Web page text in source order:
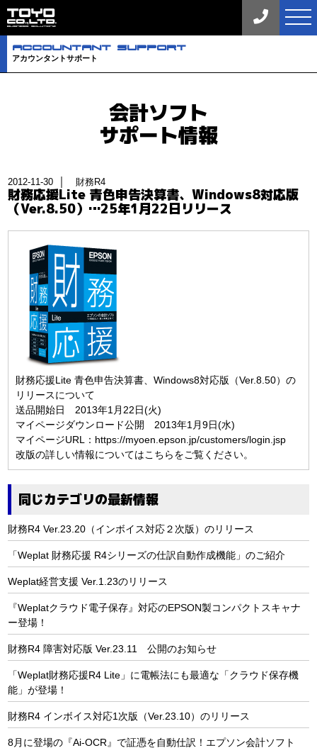
aCCOuNTaNT SuPPORT
アカウンタントサポート
会計ソフト
サポート情報
2012-11-30 財務R4
財務応援Lite 青色申告決算書、Windows8対応版
（Ver.8.50）…25年1月22日リリース
財務応援Lite 青色申告決算書、Windows8対応版（Ver.8.50）の
リリースについて
送品開始日 2013年1月22日(火)
マイページダウンロード公開 2013年1月9日(水)
マイページURL： https://myoen.epson.jp/customers/login.jsp
改版の詳しい情報についてはこちらをご覧ください。
同じカテゴリの最新情報
財務R4 Ver.23.20（インボイス対応２次版）のリリース
「Weplat 財務応援 R4シリーズの仕訳自動作成機能」のご紹介
Weplat経営支援 Ver.1.23のリリース
『Weplatクラウド電子保存』対応のEPSON製コンパクトスキャナ
ー登場！
財務R4 障害対応版 Ver.23.11 公開のお知らせ
「Weplat財務応援R4 Lite」に電帳法にも最適な「クラウド保存機
能」が登場！
財務R4 インボイス対応1次版（Ver.23.10）のリリース
8月に登場の『Ai-OCR』で証憑を自動仕訳！エプソン会計ソフト